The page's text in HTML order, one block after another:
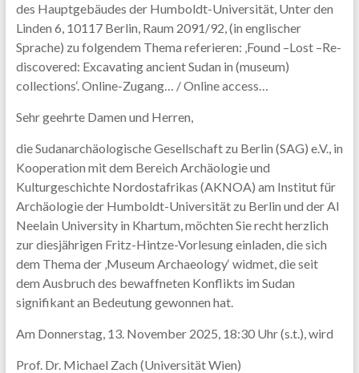
des Hauptgebäudes der Humboldt-Universität, Unter den
Linden 6, 10117 Berlin, Raum 2091/92, (in englischer
Sprache) zu folgendem Thema referieren: ‚Found –Lost –Re-
discovered: Excavating ancient Sudan in (museum)
collections‘. Online-Zugang… / Online access…
Sehr geehrte Damen und Herren,
die Sudanarchäologische Gesellschaft zu Berlin (SAG) e.V., in
Kooperation mit dem Bereich Archäologie und
Kulturgeschichte Nordostafrikas (AKNOA) am Institut für
Archäologie der Humboldt-Universität zu Berlin und der Al
Neelain University in Khartum, möchten Sie recht herzlich
zur diesjährigen Fritz-Hintze-Vorlesung einladen, die sich
dem Thema der ‚Museum Archaeology‘ widmet, die seit
dem Ausbruch des bewaffneten Konflikts im Sudan
signifikant an Bedeutung gewonnen hat.
Am Donnerstag, 13. November 2025, 18:30 Uhr (s.t.), wird
Prof. Dr. Michael Zach (Universität Wien)